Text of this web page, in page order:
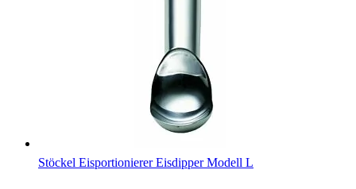
Stöckel Eisportionierer Eisdipper Modell L